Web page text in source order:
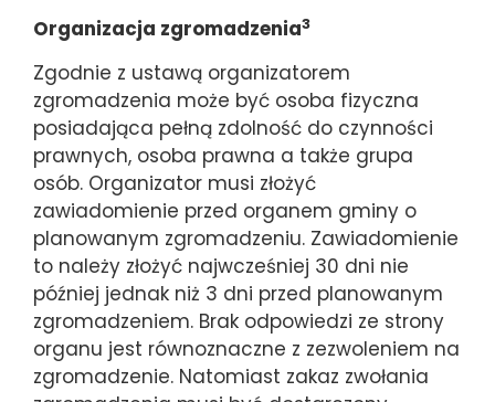
Organizacja zgromadzenia3
Zgodnie z ustawą organizatorem
zgromadzenia może być osoba fizyczna
posiadająca pełną zdolność do czynności
prawnych, osoba prawna a także grupa
osób. Organizator musi złożyć
zawiadomienie przed organem gminy o
planowanym zgromadzeniu. Zawiadomienie
to należy złożyć najwcześniej 30 dni nie
później jednak niż 3 dni przed planowanym
zgromadzeniem. Brak odpowiedzi ze strony
organu jest równoznaczne z zezwoleniem na
zgromadzenie. Natomiast zakaz zwołania